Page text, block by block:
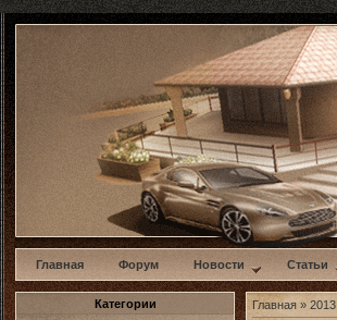
w
Главная Форум Новости Статьи
Категории
Главная » 2013